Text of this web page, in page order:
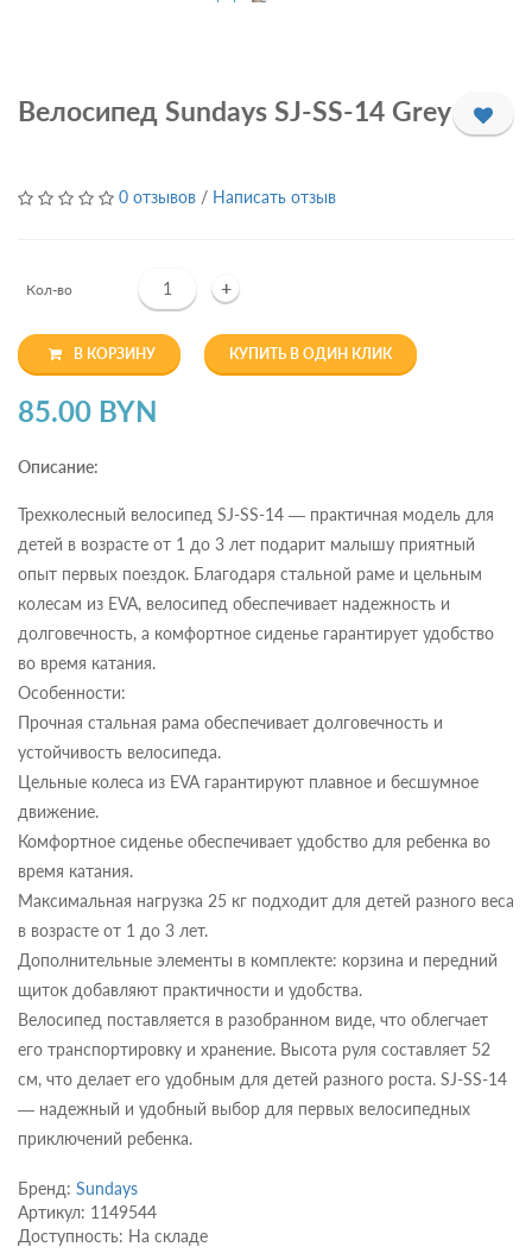
Велосипед Sundays SJ-SS-14 Grey
0 отзывов / Написать отзыв
Кол-во +
В КОРЗИНУ КУПИТЬ В ОДИН КЛИК
85.00 BYN
Описание:
Трехколесный велосипед SJ-SS-14 — практичная модель для
детей в возрасте от 1 до 3 лет подарит малышу приятный
опыт первых поездок. Благодаря стальной раме и цельным
колесам из EVA, велосипед обеспечивает надежность и
долговечность, а комфортное сиденье гарантирует удобство
во время катания.
Особенности:
Прочная стальная рама обеспечивает долговечность и
устойчивость велосипеда.
Цельные колеса из EVA гарантируют плавное и бесшумное
движение.
Комфортное сиденье обеспечивает удобство для ребенка во
время катания.
Максимальная нагрузка 25 кг подходит для детей разного веса
в возрасте от 1 до 3 лет.
Дополнительные элементы в комплекте: корзина и передний
щиток добавляют практичности и удобства.
Велосипед поставляется в разобранном виде, что облегчает
его транспортировку и хранение. Высота руля составляет 52
см, что делает его удобным для детей разного роста. SJ-SS-14
— надежный и удобный выбор для первых велосипедных
приключений ребенка.
Бренд: Sundays
Артикул: 1149544
Доступность: На складе